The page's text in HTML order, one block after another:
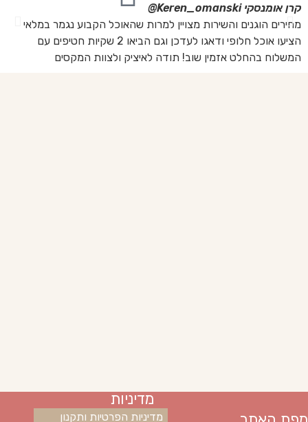
קרן אומנסקיKeren_omanski@
מחירים הוגנים והשירות מצויין למרות שהאוכל הקבוע נגמר במלאי
הציעו אוכל חלופי ודאגו לעדכן וגם הביאו 2 שקיות חטיפים עם
המשלוח בהחלט אזמין שוב! תודה לאיציק ולצוות המקסים
מדיניות
מדיניות הפרטיות ותקנון